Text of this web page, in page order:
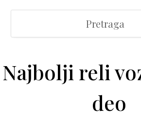
Najbolji reli
deo